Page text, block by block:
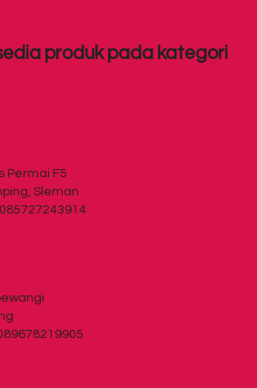
produk pada kategori
Permai F5
Sleman